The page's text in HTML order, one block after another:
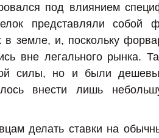
под влиянием
представляли собой
земле, и, поскольку
вне легального рынка.
силы, но и были
внести лишь
делать ставки на